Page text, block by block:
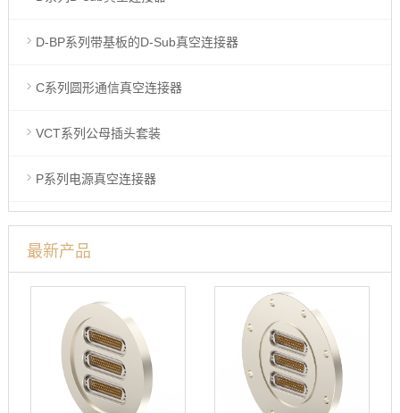
D-BP系列带基板的D-Sub真空连接器
C系列圆形通信真空连接器
VCT系列公母插头套装
P系列电源真空连接器
最新产品